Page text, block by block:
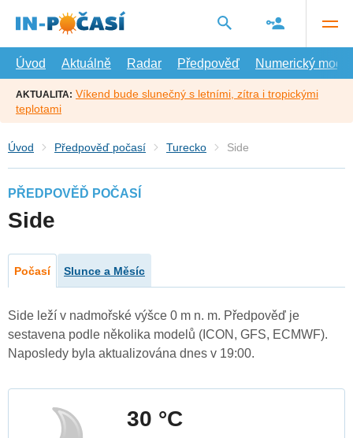
hlavní
Úvod
Aktuálně Radar Předpověď Numerický model
AKTUALITA: Víkend bude slunečný s letními, zítra i tropickými
teplotami
Úvod Předpověď počasí Turecko Side
PŘEDPOVĚĎ POČASÍ
Side
Počasí Slunce a Měsíc
Side leží v nadmořské výšce 0 m n. m. Předpověď je
sestavena podle několika modelů (ICON, GFS, ECMWF).
Naposledy byla aktualizována dnes v 19:00.
30 °C